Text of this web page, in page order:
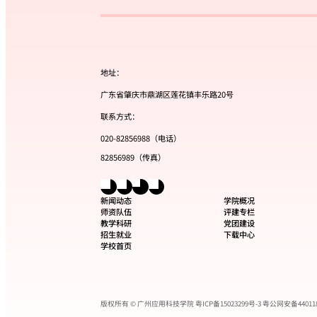
地址：
广东省肇庆市鼎湖区莲花镇丰乐路20号
联系方式：
020-82856988（电话）
82856989（传真）
新闻动态
学院概况
师资队伍
评建专栏
教学科研
党团建设
招生就业
下载中心
学校首页
版权所有 © 广州应用科技学院粤ICP备15023299号-3粤公网安备